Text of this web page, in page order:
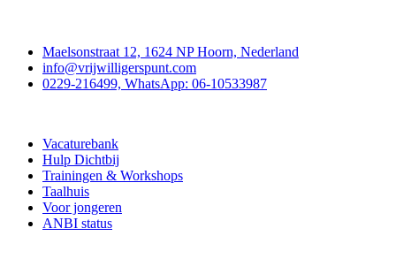
Maelsonstraat 12, 1624 NP Hoorn, Nederland
info@vrijwilligerspunt.com
0229-216499, WhatsApp: 06-10533987
Vacaturebank
Hulp Dichtbij
Trainingen & Workshops
Taalhuis
Voor jongeren
ANBI status